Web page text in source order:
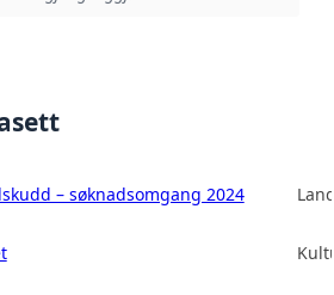
– søknadsomgang 2024